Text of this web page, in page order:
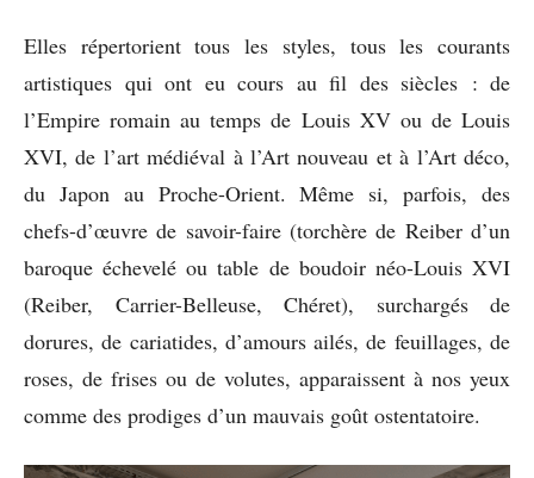
Elles répertorient tous les styles, tous les courants
artistiques qui ont eu cours au fil des siècles : de
l’Empire romain au temps de Louis XV ou de Louis
XVI, de l’art médiéval à l’Art nouveau et à l’Art déco,
du Japon au Proche-Orient. Même si, parfois, des
chefs-d’œuvre de savoir-faire (torchère de Reiber d’un
baroque échevelé ou table de boudoir néo-Louis XVI
(Reiber, Carrier-Belleuse, Chéret), surchargés de
dorures, de cariatides, d’amours ailés, de feuillages, de
roses, de frises ou de volutes, apparaissent à nos yeux
comme des prodiges d’un mauvais goût ostentatoire.